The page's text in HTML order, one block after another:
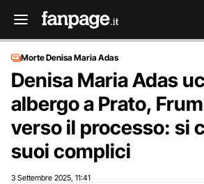
Morte Denisa Maria Adas
Denisa Maria Adas
albergo a Prato,
verso il processo: si
suoi complici
3 Settembre 2025 11:41